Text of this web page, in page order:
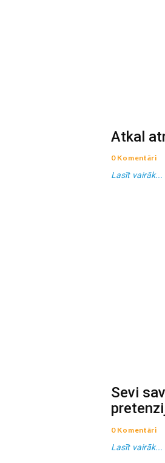
Atkal
0 Komentāri
Lasīt vairāk...
Sevi
0 Komentāri
Lasīt vairāk...